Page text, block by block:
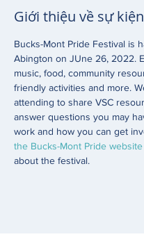
Giới thiệu về sự kiện
Bucks-Mont Pride Festival is
Abington on JUne 26, 2022.
music, food, community
friendly activities and more.
attending to share VSC
answer questions you may
work and how you can get
the Bucks-Mont Pride website
about the festival.